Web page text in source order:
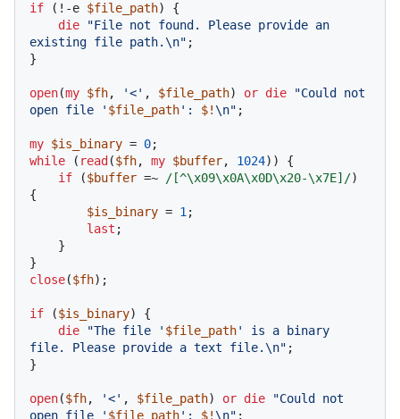
if (!-e $file_path) {
die
"File not found. Please provide an
existing file path.\n" ;
}
open(my $fh, '<' , $file_path) or die
"Could not
open file ' $file_path': $!\n" ;
my $is_binary = 0
while ( read ($fh, my $buffer, 1024)) {
if ($buffer =~ /[^\x09\x0A\x0D\x20-\x7E]/)
{
$is_binary = 1 ;
last ;
close($fh);
if ($is_binary) {
die
"The file ' $file_path' is a binary
file. Please provide a text file.\n" ;
}
open($fh, '<' , $file_path) or die
"Could not
open file ' $file_path': $!\n"